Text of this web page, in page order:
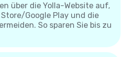
über die Yolla-Website auf,
Google Play und die
So sparen Sie bis zu